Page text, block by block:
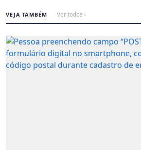
VEJA TAMBÉM Ver todos ›